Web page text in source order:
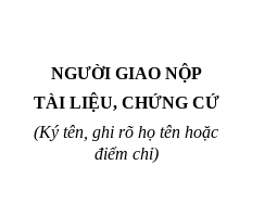
NGƯỜI GIAO NỘP
TÀI LIỆU, CHỨNG CỨ
(Ký tên, ghi rõ họ tên hoặc
điểm chỉ)